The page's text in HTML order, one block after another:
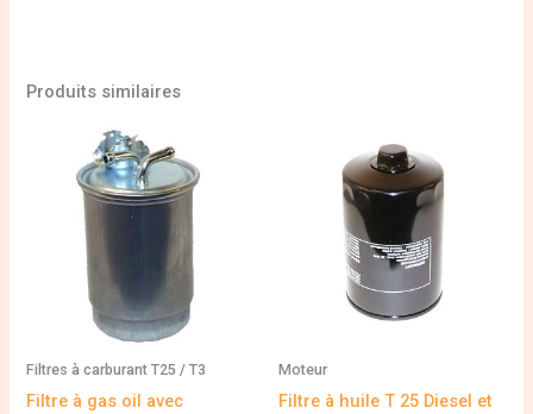
Produits similaires
Filtres à carburant T25 / T3
Filtre à gas oil avec
Moteur
Filtre à huile T 25 Diesel et